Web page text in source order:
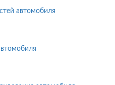
автомобиля